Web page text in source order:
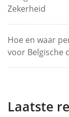
Zekerheid
Hoe en waar
voor Belgische
Laatste